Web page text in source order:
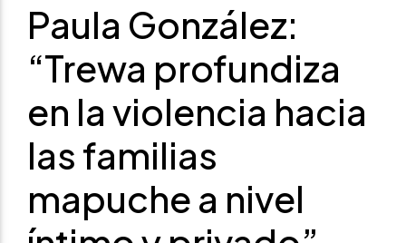
Paula González:
“Trewa profundiza
en la violencia hacia
las familias
mapuche a nivel